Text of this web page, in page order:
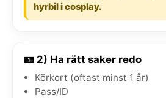
hyrbil i cosplay.
🪪 2) Ha rätt saker redo
Körkort (oftast minst 1 år)
Pass/ID